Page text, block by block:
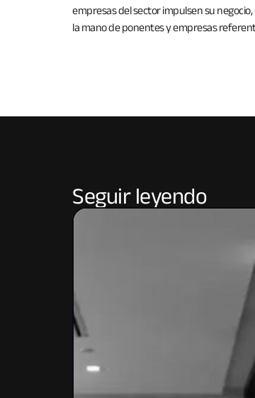
empresas del sector impulsen su
la mano de ponentes y empresas
Seguir leyendo